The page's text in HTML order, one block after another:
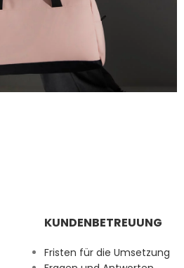
KUNDENBETREUUNG
Fristen für die Umsetzung